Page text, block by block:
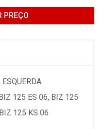
PREÇO
125 ES 06, BIZ 125
125 KS 06